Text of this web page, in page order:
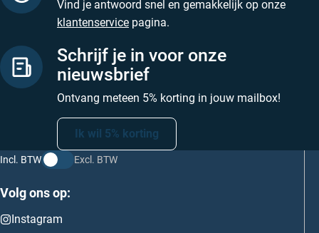
Vind je antwoord snel en gemakkelijk op onze
klantenservice pagina.
Schrijf je in voor onze
nieuwsbrief
Ontvang meteen 5% korting in jouw mailbox!
Ik wil 5% korting
Incl. BTW Excl. BTW
Volg ons op:
Instagram